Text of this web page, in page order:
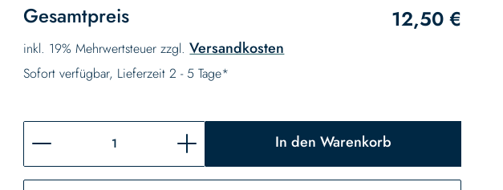
Gesamtpreis 12,50 €
inkl. 19% Mehrwertsteuer zzgl.Versandkosten
Sofort verfügbar, Lieferzeit 2 - 5 Tage*
In den Warenkorb